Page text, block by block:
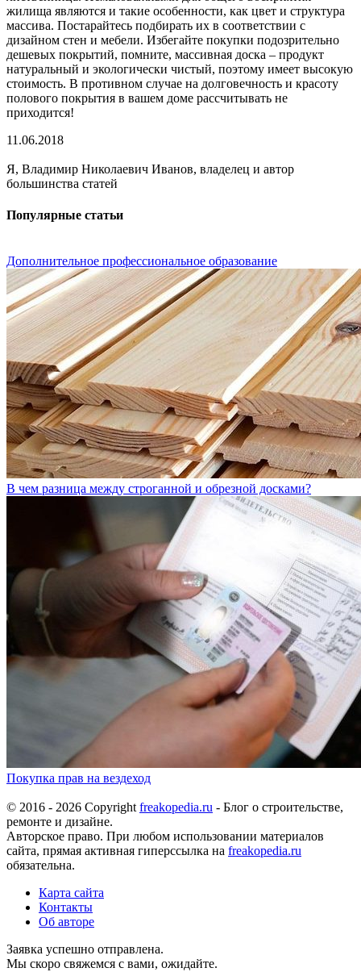
жилища являются и такие особенности, как цвет и структура
массива. Постарайтесь подбирать их в соответствии с
дизайном стен и мебели. Избегайте покупки подозрительно
дешевых покрытий, помните, массивная доска – продукт
натуральный и экологически чистый, поэтому имеет высокую
стоимость. В противном случае на долговечность и красоту
полового покрытия в вашем доме рассчитывать не
приходится!
11.06.2018
Я, Владимир Николаевич Иванов, владелец и автор
большинства статей
Популярные статьи
Дополнительное профессиональное образование
В чем разница между строганной и обрезной досками?
Покупка прав на вездеход
© 2016 - 2026 Copyright freakopedia.ru - Блог о строительстве,
ремонте и дизайне.
Авторское право. При любом использовании материалов
сайта, прямая активная гиперссылка на freakopedia.ru
обязательна.
Карта сайта
Контакты
Об авторе
Заявка успешно отправлена.
Мы скоро свяжемся с вами, ожидайте.